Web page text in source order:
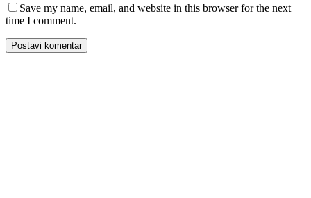
Save my name, email, and website in this browser for the next
time I comment.